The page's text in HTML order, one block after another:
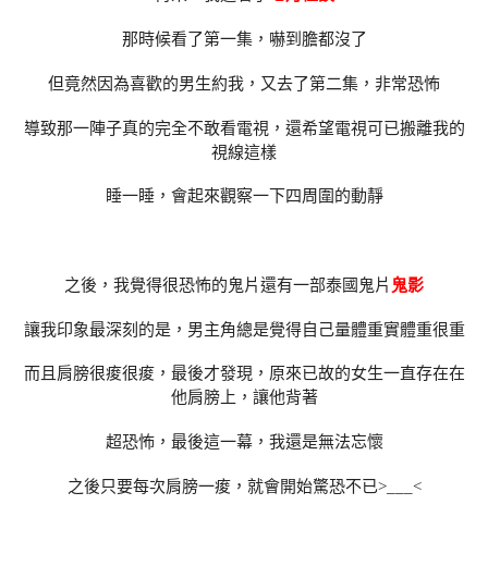
那時候看了第一集，嚇到膽都沒了
但竟然因為喜歡的男生約我，又去了第二集，非常恐怖
導致那一陣子真的完全不敢看電視，還希望電視可已搬離我的
視線這樣
睡一睡，會起來觀察一下四周圍的動靜
之後，我覺得很恐怖的鬼片還有一部泰國鬼片 鬼影
讓我印象最深刻的是，男主角總是覺得自己量體重實體重很重
而且肩膀很痠很痠，最後才發現，原來已故的女生一直存在在
他肩膀上，讓他背著
超恐怖，最後這一幕，我還是無法忘懷
之後只要每次肩膀一痠，就會開始驚恐不已>___<